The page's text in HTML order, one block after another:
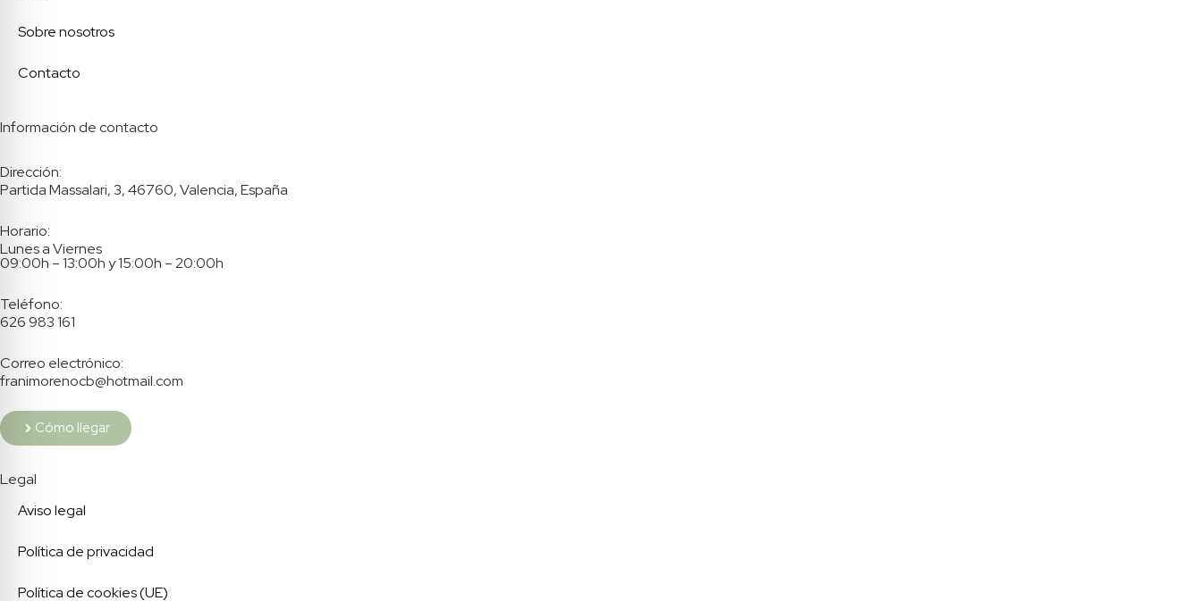
Sobre nosotros
Contacto
Información de contacto
Dirección:
Partida Massalari, 3, 46760, Valencia, España
Horario:
Lunes a Viernes
09:00h – 13:00h y 15:00h – 20:00h
Teléfono:
626 983 161
Correo electrónico:
franimorenocb@hotmail.com
Cómo llegar
Legal
Aviso legal
Política de privacidad
Política de cookies (UE)